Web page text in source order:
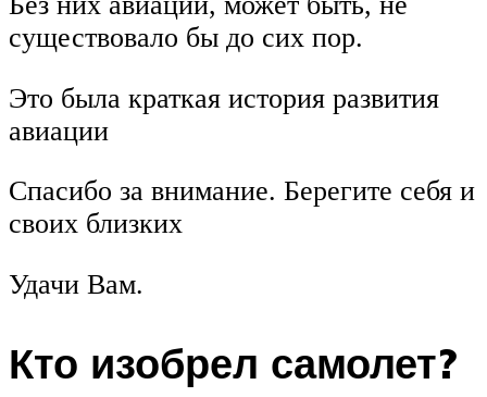
существовало бы до сих пор.
Это была краткая история развития
авиации
Спасибо за внимание. Берегите себя и
своих близких
Удачи Вам.
Кто изобрел самолет?